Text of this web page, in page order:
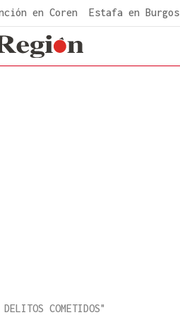
en Coren Estafa en Burgos
DELITOS COMETIDOS"